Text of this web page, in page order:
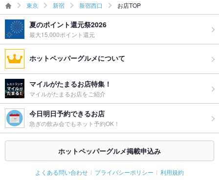
お祝い・サ
プライズ対
応
備考
その他ご要望事項ございましたらお気軽にご相談下さい。誕生
日などのご相談もどうぞ。
東京 新宿 新宿西口 お店TOP
夏のポイント還元祭2026
最大15,000ポイント還元
ホットペッパーグルメについて
マイルがたまるお店特集！
マイルがたまるお店をご紹介
今日明日予約できるお店
急ぎの飲み会でもネット予約OK！
ホットペッパーグルメ掲載申込み
よくある問い合わせ プライバシーポリシー 利用規約